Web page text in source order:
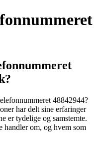
48842944?
har delt sine erfaringer
er tydelige og samstemte.
handler om, og hvem som